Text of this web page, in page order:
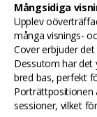
Mångsidiga
Upplev
många visnings-
Cover erbjuder
Dessutom har det
bred bas, perfekt
Porträttpositionen
sessioner, vilket